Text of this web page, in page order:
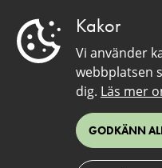
Kakor
Vi använder
webbplatsen
dig. Läs mer
GODKÄNN